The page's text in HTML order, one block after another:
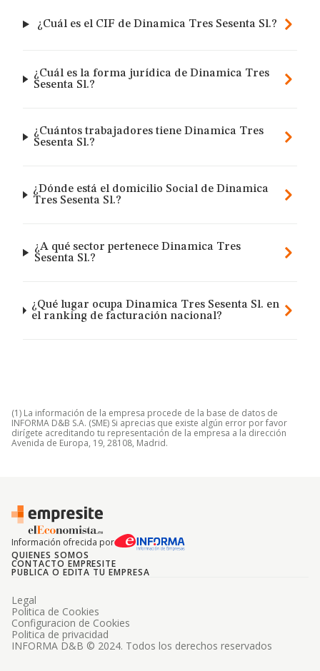
¿Cuál es el CIF de Dinamica Tres Sesenta Sl.?
¿Cuál es la forma jurídica de Dinamica Tres
Sesenta Sl.?
¿Cuántos trabajadores tiene Dinamica Tres
Sesenta Sl.?
¿Dónde está el domicilio Social de Dinamica
Tres Sesenta Sl.?
¿A qué sector pertenece Dinamica Tres
Sesenta Sl.?
¿Qué lugar ocupa Dinamica Tres Sesenta Sl. en
el ranking de facturación nacional?
(1) La información de la empresa procede de la base de datos de
INFORMA D&B S.A. (SME) Si aprecias que existe algún error por favor
dirígete acreditando tu representación de la empresa a la dirección
Avenida de Europa, 19, 28108, Madrid.
Información ofrecida por
QUIENES SOMOS
CONTACTO EMPRESITE
PUBLICA O EDITA TU EMPRESA
INFORMA D&B © 2024. Todos los derechos reservados
Legal
Politica de Cookies
Configuracion de Cookies
Politica de privacidad